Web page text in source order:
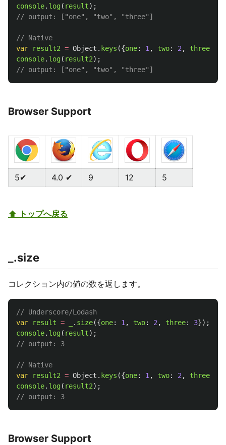
console. log( result);
// output: ["one", "two", "three"]
// Native
var
result2 = Object . keys ({one: 1 , two: 2 , three
console. log( result2);
// output: ["one", "two", "three"]
Browser Support
5✔ 4.0 ✔ 9 12 5
⬆ トップへ戻る
_.size
コレクション内の値の数を返します。
// Underscore/Lodash
var
result = . size({one: 1 , two: 2 , three: 3});
console. log( result);
// output: 3
// Native
var
result2 = Object . keys ({one: 1 , two: 2 , three
console. log( result2);
// output: 3
Browser Support